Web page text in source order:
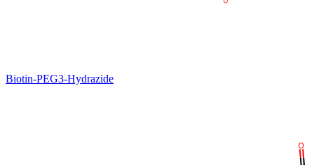
Biotin-PEG3-Hydrazide